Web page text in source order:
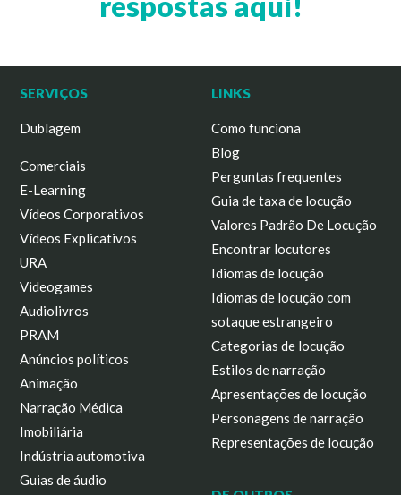
SERVIÇOS
Dublagem
Comerciais
E-Learning
Vídeos Corporativos
Vídeos Explicativos
URA
Videogames
Audiolivros
PRAM
Anúncios políticos
Animação
Narração Médica
Imobiliária
Indústria automotiva
Guias de áudio
LINKS
Como funciona
Blog
Perguntas frequentes
Guia de taxa de locução
Valores Padrão De Locução
Encontrar locutores
Idiomas de locução
Idiomas de locução com
sotaque estrangeiro
Categorias de locução
Estilos de narração
Apresentações de locução
Personagens de narração
Representações de locução